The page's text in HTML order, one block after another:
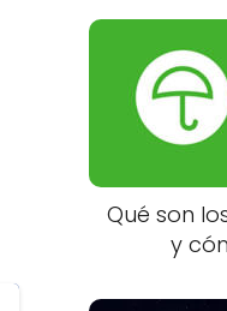
Qué son
y